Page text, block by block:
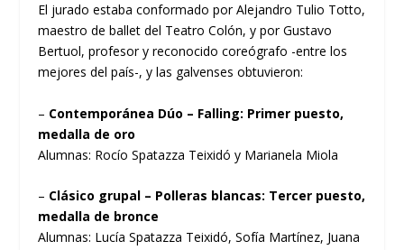
El jurado estaba conformado por Alejandro Tulio Totto,
maestro de ballet del Teatro Colón, y por Gustavo
Bertuol, profesor y reconocido coreógrafo -entre los
mejores del país-, y las galvenses obtuvieron:
– Contemporánea Dúo – Falling: Primer puesto,
medalla de oro
Alumnas: Rocío Spatazza Teixidó y Marianela Miola
– Clásico grupal – Polleras blancas: Tercer puesto,
medalla de bronce
Alumnas: Lucía Spatazza Teixidó, Sofía Martínez, Juana